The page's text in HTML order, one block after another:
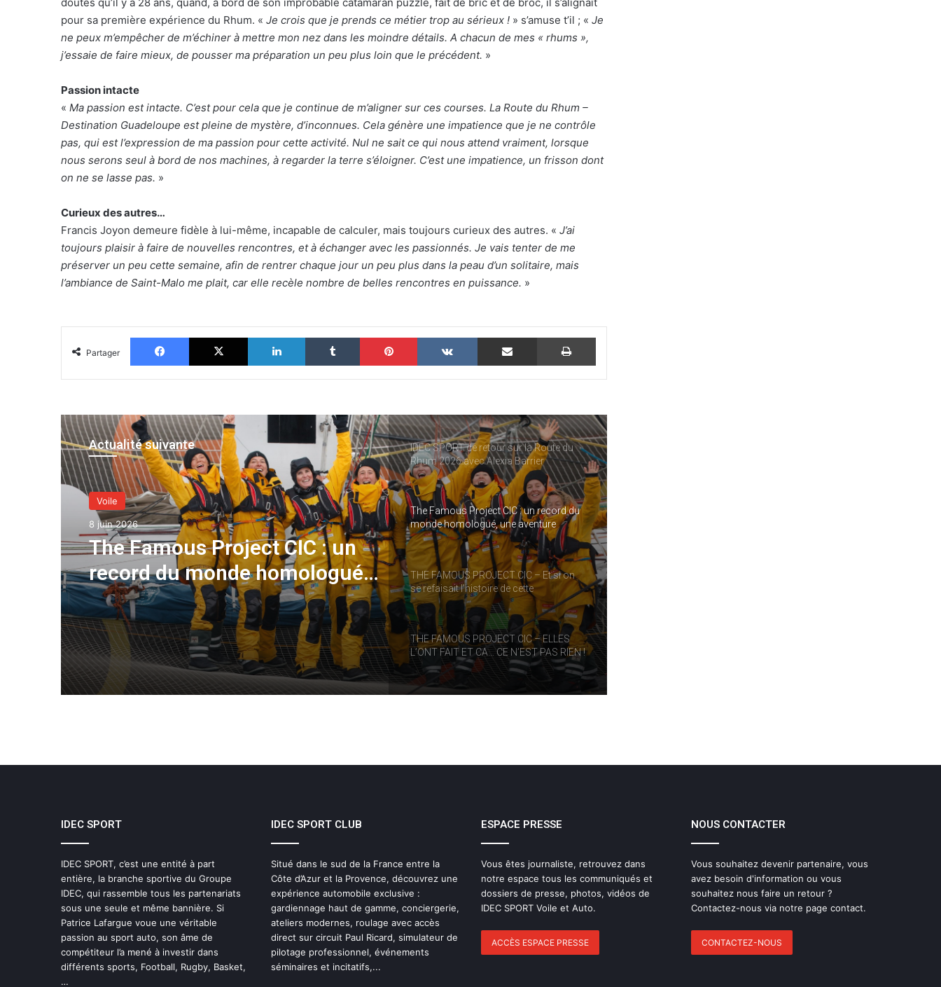
pour sa première expérience du Rhum. « Je crois que je prends ce métier trop au sérieux ! » s’amuse t’il ; « Je
ne peux m’empêcher de m’échiner à mettre mon nez dans les moindre détails. A chacun de mes « rhums »,
j’essaie de faire mieux, de pousser ma préparation un peu plus loin que le précédent. »
Passion intacte
« Ma passion est intacte. C’est pour cela que je continue de m’aligner sur ces courses. La Route du Rhum –
Destination Guadeloupe est pleine de mystère, d’inconnues. Cela génère une impatience que je ne contrôle
pas, qui est l’expression de ma passion pour cette activité. Nul ne sait ce qui nous attend vraiment, lorsque
nous serons seul à bord de nos machines, à regarder la terre s’éloigner. C’est une impatience, un frisson dont
on ne se lasse pas. »
Curieux des autres…
Francis Joyon demeure fidèle à lui-même, incapable de calculer, mais toujours curieux des autres. « J’ai
toujours plaisir à faire de nouvelles rencontres, et à échanger avec les passionnés. Je vais tenter de me
préserver un peu cette semaine, afin de rentrer chaque jour un peu plus dans la peau d’un solitaire, mais
l’ambiance de Saint-Malo me plait, car elle recèle nombre de belles rencontres en puissance. »
Partager
Facebook X Linkedin Tumblr Pinterest VKontakte Partager par email Imprimer
Actualité suivante
Voile
8 juin 2026
The Famous Project CIC : un
record du monde homologué,
une aventure collective
soutenue par IDEC SPORT
The Famous Project CIC : un record du
monde homologué, une aventure
collective soutenue par IDEC SPORT
THE FAMOUS PROJECT CIC – ELLES
L’ONT FAIT ET CA… CE N’EST PAS RIEN !
L’HISTOIRE
IDEC SPORT de retour sur la Route du
Rhum 2026 avec Alexia Barrier
The Famous Project CIC : un record du
monde homologué, une aventure
collective soutenue par IDEC SPORT
THE FAMOUS PROJECT CIC – Et si on
se refaisait l’histoire de cette
performance historique !
THE FAMOUS PROJECT CIC – ELLES
L’ONT FAIT ET CA… CE N’EST PAS RIEN !
THE FAMOUS PROJECT CIC – CARNET
IDEC SPORT de retour sur la Route du
Rhum 2026 avec Alexia Barrier
The Famous Project CIC : un record du
monde homologué, une aventure
collective soutenue par IDEC SPORT
THE FAMOUS PROJECT CIC – Et si on
IDEC SPORT
IDEC SPORT, c’est une entité à part
entière, la branche sportive du Groupe
IDEC, qui rassemble tous les partenariats
sous une seule et même bannière. Si
Patrice Lafargue voue une véritable
passion au sport auto, son âme de
compétiteur l’a mené à investir dans
différents sports, Football, Rugby, Basket,
…
IDEC SPORT CLUB
Situé dans le sud de la France entre la
Côte d’Azur et la Provence, découvrez une
expérience automobile exclusive :
gardiennage haut de gamme, conciergerie,
ateliers modernes, roulage avec accès
direct sur circuit Paul Ricard, simulateur de
pilotage professionnel, événements
séminaires et incitatifs,...
ESPACE PRESSE
Vous êtes journaliste, retrouvez dans
notre espace tous les communiqués et
dossiers de presse, photos, vidéos de
IDEC SPORT Voile et Auto.
ACCÈS ESPACE PRESSE
NOUS CONTACTER
Vous souhaitez devenir partenaire, vous
avez besoin d'information ou vous
souhaitez nous faire un retour ?
Contactez-nous via notre page contact.
CONTACTEZ-NOUS